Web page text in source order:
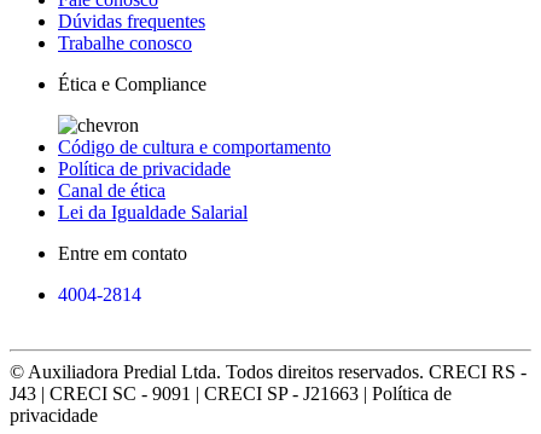
Dúvidas frequentes
Trabalhe conosco
Ética e Compliance
Código de cultura e comportamento
Política de privacidade
Canal de ética
Lei da Igualdade Salarial
Entre em contato
4004-2814
© Auxiliadora Predial Ltda. Todos direitos reservados. CRECI RS -
J43 | CRECI SC - 9091 | CRECI SP - J21663 | Política de
privacidade